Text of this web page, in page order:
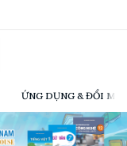
ỨNG DỤNG & ĐỔI